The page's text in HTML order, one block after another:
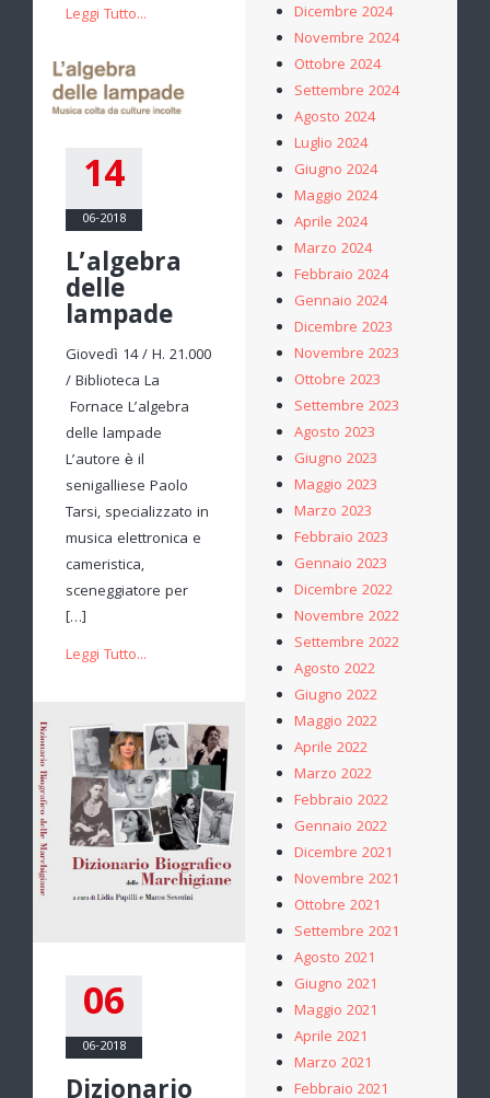
Leggi Tutto...
14
06-2018
L’algebra
delle
lampade
Giovedì 14 / H. 21.000
/ Biblioteca La
Fornace L’algebra
delle lampade
L’autore è il
senigalliese Paolo
Tarsi, specializzato in
musica elettronica e
cameristica,
sceneggiatore per
[…]
Leggi Tutto...
06
06-2018
Dicembre 2024
Novembre 2024
Ottobre 2024
Settembre 2024
Agosto 2024
Luglio 2024
Giugno 2024
Maggio 2024
Aprile 2024
Marzo 2024
Febbraio 2024
Gennaio 2024
Dicembre 2023
Novembre 2023
Ottobre 2023
Settembre 2023
Agosto 2023
Giugno 2023
Maggio 2023
Marzo 2023
Febbraio 2023
Gennaio 2023
Dicembre 2022
Novembre 2022
Settembre 2022
Agosto 2022
Giugno 2022
Maggio 2022
Aprile 2022
Marzo 2022
Febbraio 2022
Gennaio 2022
Dicembre 2021
Novembre 2021
Ottobre 2021
Settembre 2021
Agosto 2021
Giugno 2021
Maggio 2021
Aprile 2021
Marzo 2021
Febbraio 2021